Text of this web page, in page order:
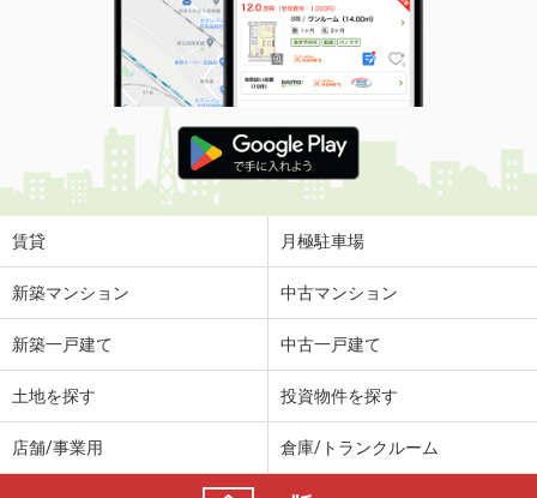
賃貸 月極駐車場
新築マンション 中古マンション
新築一戸建て 中古一戸建て
土地を探す 投資物件を探す
店舗/事業用 倉庫/トランクルーム